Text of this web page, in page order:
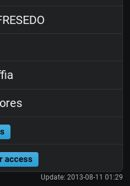
access
Update: 2013-08-11 01:29